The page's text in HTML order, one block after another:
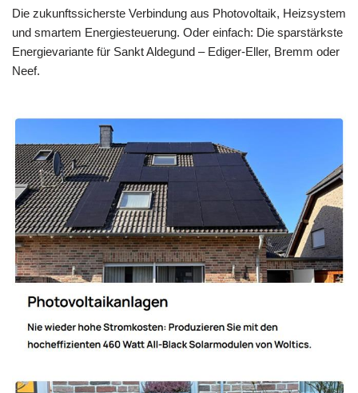
Die zukunftssicherste Verbindung aus Photovoltaik, Heizsystem
und smartem Energiesteuerung. Oder einfach: Die sparstärkste
Energievariante für Sankt Aldegund – Ediger-Eller, Bremm oder
Neef.